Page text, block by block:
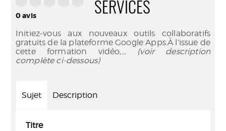
0avis
SERVICES
Initiez-vous aux nouveaux outils collaboratifs
gratuits de la plateforme Google Apps.À l’issue de
cette formation vidéo,... (voir description
complète ci-dessous)
Sujet Description
Titre